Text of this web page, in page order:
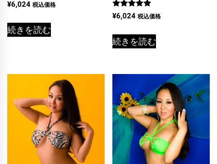
¥6,024 税込価格
続きを読む
5段階中
5.00
¥6,024 税込価格
続きを読む